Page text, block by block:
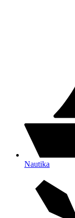
Nautika